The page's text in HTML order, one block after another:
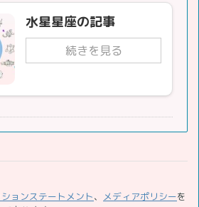
水星星座の記事
続きを見る
ョンステートメント、 メディアポリシーを